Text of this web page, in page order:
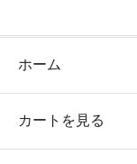
ホーム
カートを見る